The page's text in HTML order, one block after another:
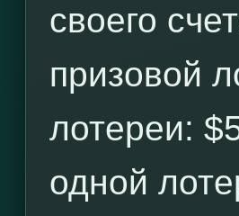
своего
призовой
лотереи:
одной